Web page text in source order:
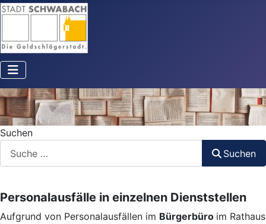
Suchen
Suchen
Personalausfälle in einzelnen Dienststellen
Aufgrund von Personalausfällen im Bürgerbüro im Rathaus